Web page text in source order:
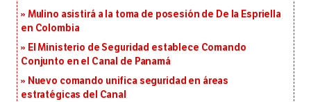
Mulino asistirá a la toma de posesión de De la Espriella
en Colombia
El Ministerio de Seguridad establece Comando
Conjunto en el Canal de Panamá
Nuevo comando unifica seguridad en áreas
estratégicas del Canal